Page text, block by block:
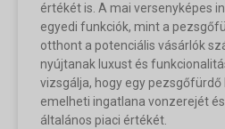
értékét is. A mai versenyképes
egyedi funkciók, mint a
otthont a potenciális vásárlók
nyújtanak luxust és
vizsgálja, hogy egy
emelheti ingatlana vonzerejét
általános piaci értékét.